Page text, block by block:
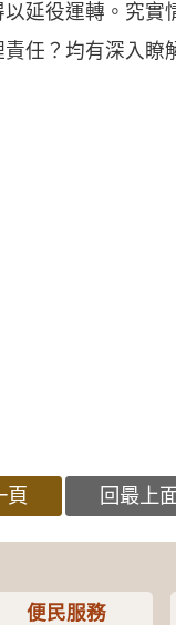
延役運轉。究實
任？均有深入瞭
頁 回最上
便民服務